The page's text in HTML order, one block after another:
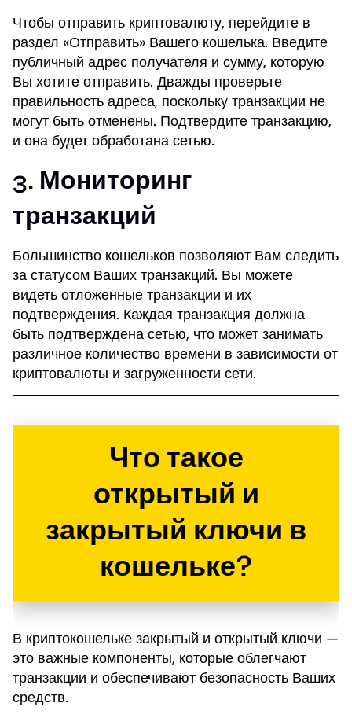
Чтобы отправить криптовалюту, перейдите в
раздел «Отправить» Вашего кошелька. Введите
публичный адрес получателя и сумму, которую
Вы хотите отправить. Дважды проверьте
правильность адреса, поскольку транзакции не
могут быть отменены. Подтвердите транзакцию,
и она будет обработана сетью.
3. Мониторинг
транзакций
Большинство кошельков позволяют Вам следить
за статусом Ваших транзакций. Вы можете
видеть отложенные транзакции и их
подтверждения. Каждая транзакция должна
быть подтверждена сетью, что может занимать
различное количество времени в зависимости от
криптовалюты и загруженности сети.
Что такое
открытый и
закрытый ключи в
кошельке?
В криптокошельке закрытый и открытый ключи —
это важные компоненты, которые облегчают
транзакции и обеспечивают безопасность Ваших
средств.